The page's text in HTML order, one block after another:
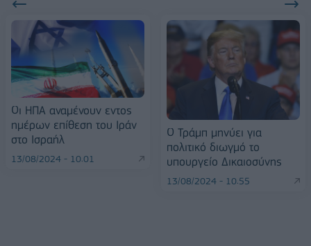
Οι ΗΠΑ αναμένουν εντος
ημέρων επίθεση του Ιράν
στο Ισραήλ
13/08/2024 - 10:01
Ο Τράμπ μηνύει για
πολιτικό διωγμό το
υπουργείο Δικαιοσύνης
13/08/2024 - 10:55